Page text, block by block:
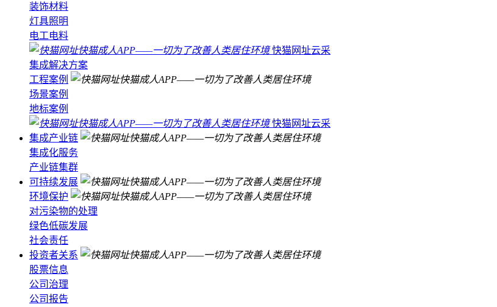
装饰材料
灯具照明
电工电料
快猫网址云采
集成解决方案
工程案例
场景案例
地标案例
快猫网址云采
集成产业链
集成化服务
产业链集群
可持续发展
环境保护
对污染物的处理
绿色低碳发展
社会责任
投资者关系
股票信息
公司治理
公司报告